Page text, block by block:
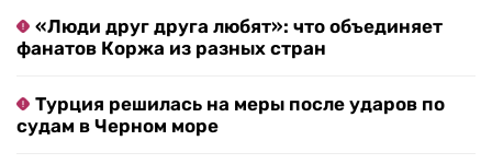
«Люди друг друга любят»: что объединяет
фанатов Коржа из разных стран
Турция решилась на меры после ударов по
судам в Черном море